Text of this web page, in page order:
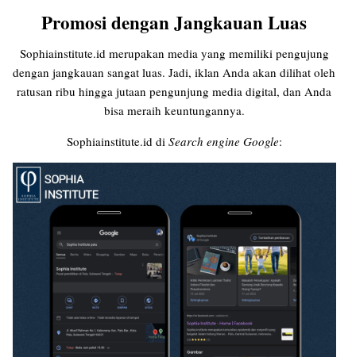
hingga Kant
Promosi dengan Jangkauan Luas
Sophiainstitute.id merupakan media yang memiliki pengujung
dengan jangkauan sangat luas. Jadi, iklan Anda akan dilihat oleh
ratusan ribu hingga jutaan pengunjung media digital, dan Anda
bisa meraih keuntungannya.
Sophiainstitute.id di Search engine Google: